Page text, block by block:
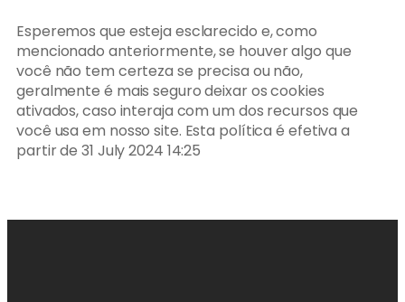
Esperemos que esteja esclarecido e, como
mencionado anteriormente, se houver algo que
você não tem certeza se precisa ou não,
geralmente é mais seguro deixar os cookies
ativados, caso interaja com um dos recursos que
você usa em nosso site. Esta política é efetiva a
partir de 31 July 2024 14:25